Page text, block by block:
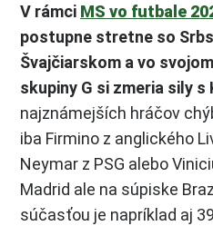
V rámci MS vo futbale
postupne stretne so
Švajčiarskom a vo
skupiny G si zmeria sily s
najznámejších hráčov
iba Firmino z anglického
Neymar z PSG alebo
Madrid ale na súpiske
súčasťou je napríklad aj